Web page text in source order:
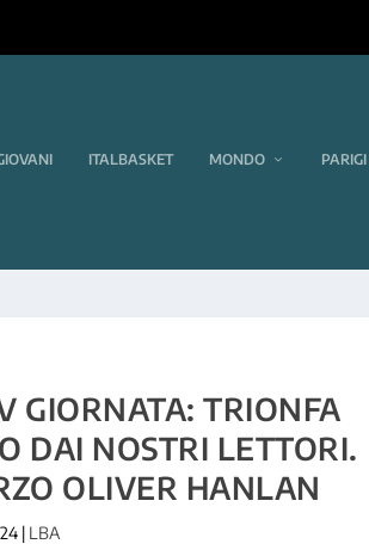
ITALBASKET MONDO
GIORNATA: TRIONFA
DAI NOSTRI LETTORI.
OLIVER HANLAN
| LBA